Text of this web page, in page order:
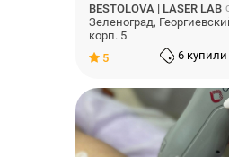
BESTOLOVA | LASER LAB
Зеленоград,
корп. 5
5
6 купили